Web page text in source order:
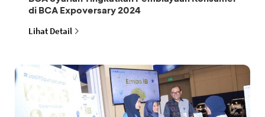
di BCA Expoversary 2024
Lihat Detail